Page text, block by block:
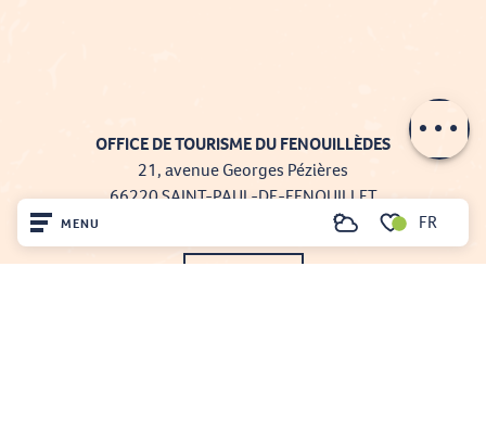
MENU
Voir les favoris
RechercheFR
OFFICE DE TOURISME DU FENOUILLÈDES
21, avenue Georges Pézières
66220 SAINT-PAUL-DE-FENOUILLET